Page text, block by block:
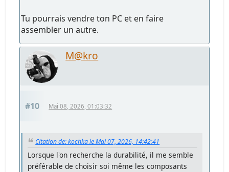
Tu pourrais vendre ton PC et en faire
assembler un autre.
M@kro
#10 Mai 08, 2026, 01:03:32
Citation de: kochka le Mai 07, 2026, 14:42:41
Lorsque l'on recherche la durabilité, il me semble
préférable de choisir soi même les composants